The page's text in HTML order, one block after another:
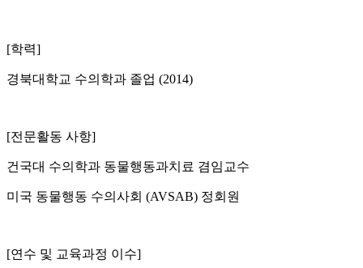
[학력]
경북대학교 수의학과 졸업 (2014)
[전문활동 사항]
건국대 수의학과 동물행동과치료 겸임교수
미국 동물행동 수의사회 (AVSAB) 정회원
[연수 및 교육과정 이수]